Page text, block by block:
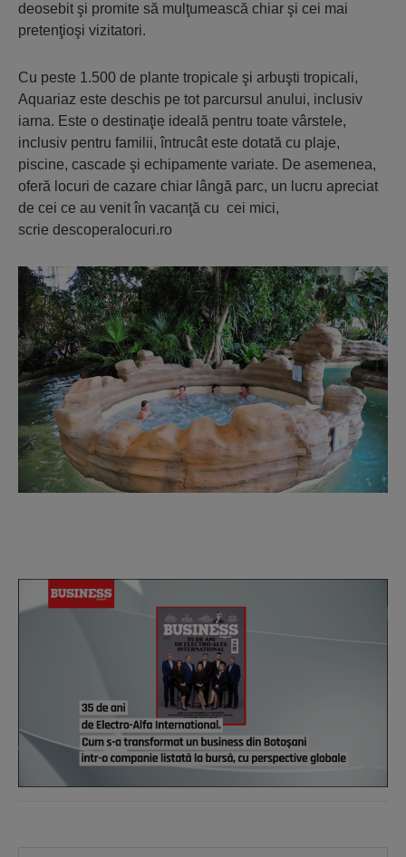
deosebit şi promite să mulţumească chiar şi cei mai
pretenţioşi vizitatori.
Cu peste 1.500 de plante tropicale şi arbuşti tropicali,
Aquariaz este deschis pe tot parcursul anului, inclusiv
iarna. Este o destinaţie ideală pentru toate vârstele,
inclusiv pentru familii, întrucât este dotată cu plaje,
piscine, cascade şi echipamente variate. De asemenea,
oferă locuri de cazare chiar lângă parc, un lucru apreciat
de cei ce au venit în vacanţă cu cei mici,
scrie descoperalocuri.ro